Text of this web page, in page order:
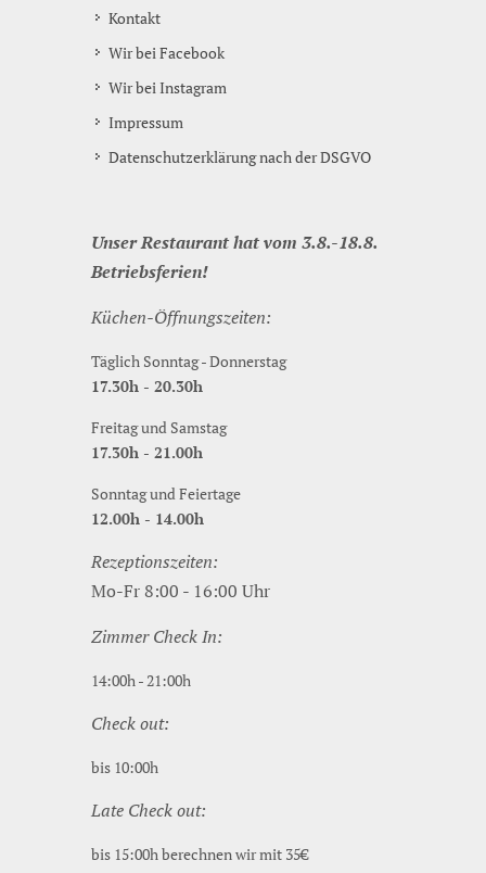
Kontakt
Wir bei Facebook
Wir bei Instagram
Impressum
Datenschutzerklärung nach der DSGVO
Unser Restaurant hat vom 3.8.-18.8.
Betriebsferien!
Küchen-Öffnungszeiten:
Täglich Sonntag - Donnerstag
17.30h - 20.30h
Freitag und Samstag
17.30h - 21.00h
Sonntag und Feiertage
12.00h - 14.00h
Rezeptionszeiten:
Mo-Fr 8:00 - 16:00 Uhr
Zimmer Check In:
14:00h - 21:00h
Check out:
bis 10:00h
Late Check out:
bis 15:00h berechnen wir mit 35€